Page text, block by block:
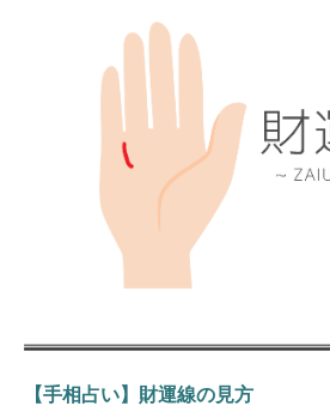
【手相占い】財運線の見方